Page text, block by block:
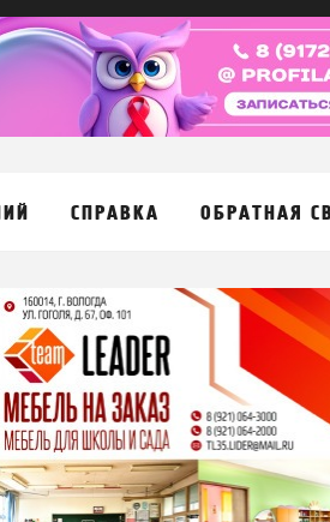
СПРАВКА ОБРАТНАЯ